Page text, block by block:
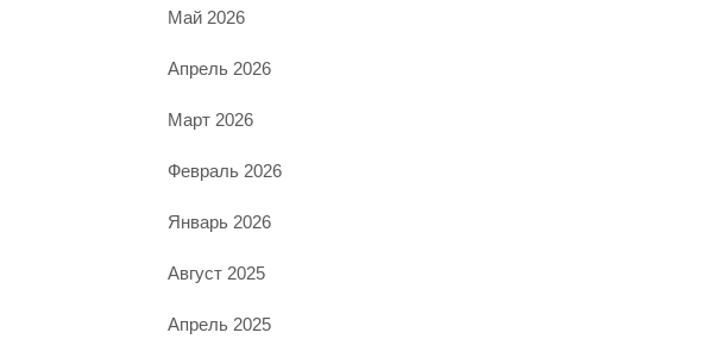
Май 2026
Апрель 2026
Март 2026
Февраль 2026
Январь 2026
Август 2025
Апрель 2025